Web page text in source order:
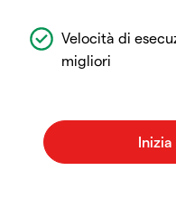
Velocità di
migliori